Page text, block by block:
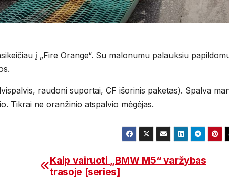
į „Fire Orange“. Su malonumu palauksiu
raudoni suportai, CF išorinis paketas). Spalva
Tikrai ne oranžinio atspalvio mėgėjas.
Kaip vairuoti „BMW M5“ varžybas
trasoje [series]